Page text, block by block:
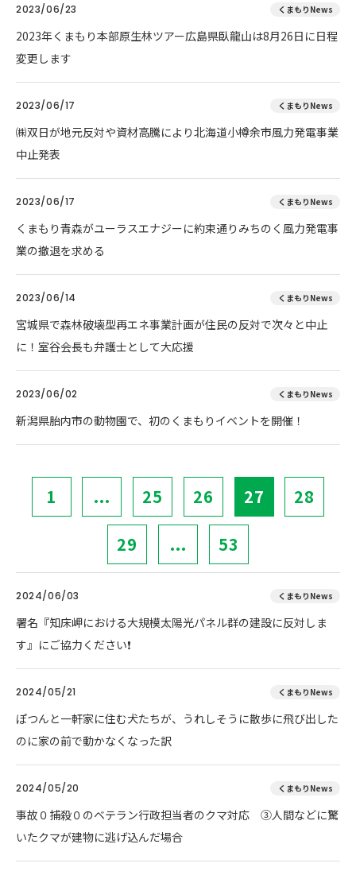
2023/06/23 くまもりNews
2023年くまもり本部原生林ツアー広島県臥龍山は8月26日に日程
変更します
2023/06/17 くまもりNews
㈱双日が地元反対や資材高騰により北海道小樽余市風力発電事業
中止発表
2023/06/17 くまもりNews
くまもり青森がユーラスエナジーに約束通りみちのく風力発電事
業の撤退を求める
2023/06/14 くまもりNews
宮城県で森林破壊型再エネ事業計画が住民の反対で次々と中止
に！室谷会長も弁護士として大応援
2023/06/02 くまもりNews
新潟県胎内市の動物園で、初のくまもりイベントを開催！
1 ... 25 26 27 28
29 ... 53
2024/06/03 くまもりNews
署名『知床岬における大規模太陽光パネル群の建設に反対しま
す』にご協力ください❗
2024/05/21 くまもりNews
ぽつんと一軒家に住む犬たちが、うれしそうに散歩に飛び出した
のに家の前で動かなくなった訳
2024/05/20 くまもりNews
事故０捕殺０のベテラン行政担当者のクマ対応 ③人間などに驚
いたクマが建物に逃げ込んだ場合